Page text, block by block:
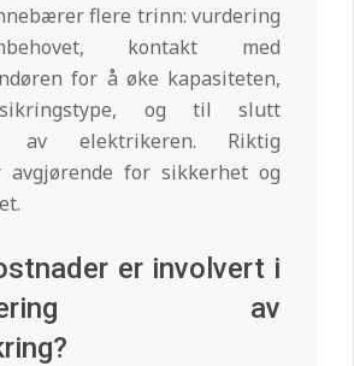
flere trinn: vurdering
kontakt med
for å øke kapasiteten,
og til slutt
av elektrikeren. Riktig
avgjørende for sikkerhet og
er involvert i
av